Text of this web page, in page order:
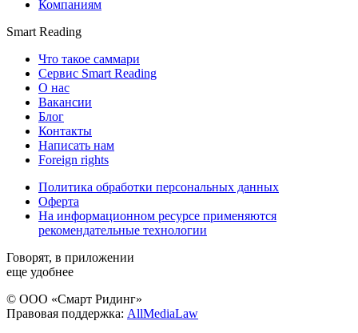
Компаниям
Smart Reading
Что такое саммари
Сервис Smart Reading
О нас
Вакансии
Блог
Контакты
Написать нам
Foreign rights
Политика обработки персональных данных
Оферта
На информационном ресурсе применяются
рекомендательные технологии
Говорят, в приложении
еще удобнее
© ООО «Смарт Ридинг»
Правовая поддержка: AllMediaLaw